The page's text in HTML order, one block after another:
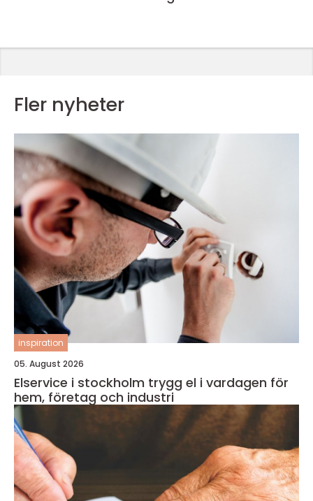
Fler nyheter
inspiration
05. August 2026
Elservice i stockholm trygg el i vardagen för
hem, företag och industri